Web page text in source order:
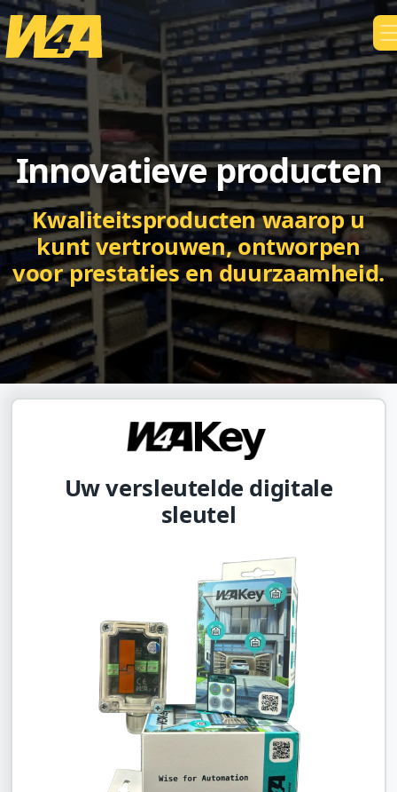
Innovatieve producten
Kwaliteitsproducten waarop u
kunt vertrouwen, ontworpen
voor prestaties en duurzaamheid.
Uw versleutelde digitale
sleutel